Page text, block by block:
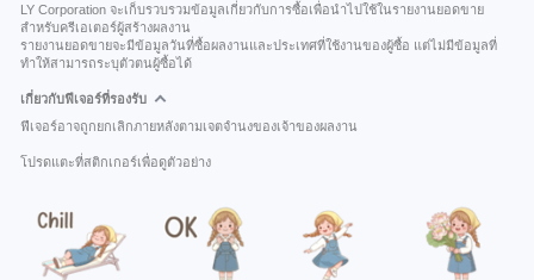
LY Corporation จะเก็บรวบรวมข้อมูลเกี่ยวกับการซื้อเพื่อนำไปใช้ในรายงานยอดขาย
สำหรับครีเอเตอร์ผู้สร้างผลงาน
รายงานยอดขายจะมีข้อมูลวันที่ซื้อผลงานและประเทศที่ใช้งานของผู้ซื้อ แต่ไม่มีข้อมูลที่
ทำให้สามารถระบุตัวตนผู้ซื้อได้
เกี่ยวกับฟีเจอร์ที่รองรับ
ฟีเจอร์อาจถูกยกเลิกภายหลังตามเจตจำนงของเจ้าของผลงาน
โปรดแตะที่สติกเกอร์เพื่อดูตัวอย่าง